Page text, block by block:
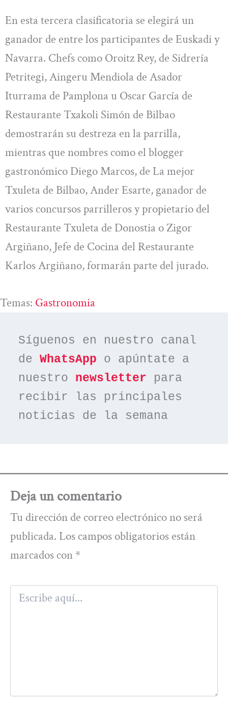
En esta tercera clasificatoria se elegirá un
ganador de entre los participantes de Euskadi y
Navarra. Chefs como Oroitz Rey, de Sidrería
Petritegi, Aingeru Mendiola de Asador
Iturrama de Pamplona u Oscar García de
Restaurante Txakoli Simón de Bilbao
demostrarán su destreza en la parrilla,
mientras que nombres como el blogger
gastronómico Diego Marcos, de La mejor
Txuleta de Bilbao, Ander Esarte, ganador de
varios concursos parrilleros y propietario del
Restaurante Txuleta de Donostia o Zigor
Argiñano, Jefe de Cocina del Restaurante
Karlos Argiñano, formarán parte del jurado.
Temas: Gastronomia
Síguenos en nuestro canal
de WhatsApp o apúntate a
nuestro newsletter para
recibir las principales
noticias de la semana
Deja un comentario
Tu dirección de correo electrónico no será
publicada. Los campos obligatorios están
marcados con *
Escribe
aquí...